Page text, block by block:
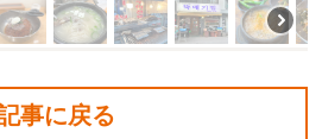
事に戻る